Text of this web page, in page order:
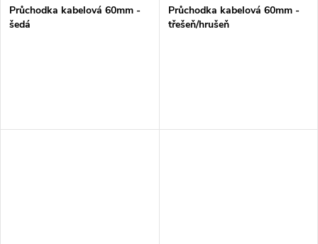
Průchodka kabelová 60mm -
šedá
Průchodka kabelová 60mm -
třešeň/hrušeň